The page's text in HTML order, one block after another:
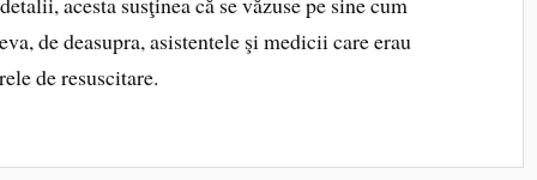
de deasupra, asistentele şi medicii care erau
de resuscitare.